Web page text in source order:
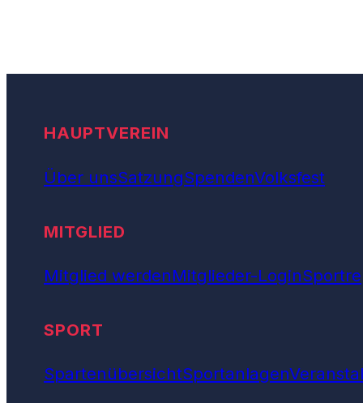
HAUPTVEREIN
Über unsSatzungSpendenVolksfest
MITGLIED
Mitglied werdenMitglieder-Login
SPORT
SpartenübersichtSportanlagen